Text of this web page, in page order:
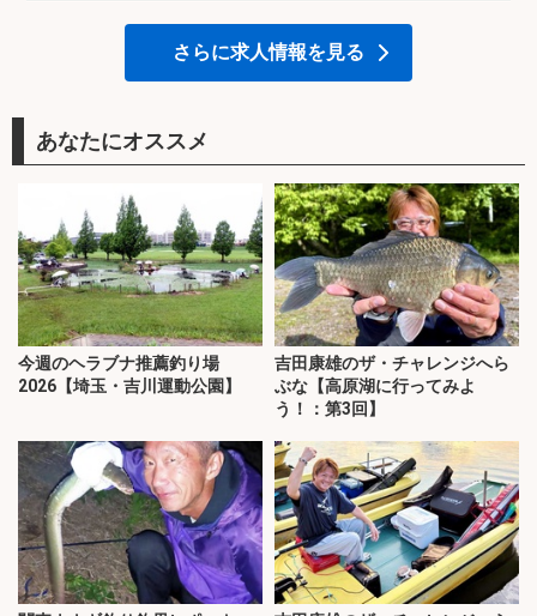
さらに求人情報を見る
あなたにオススメ
今週のヘラブナ推薦釣り場
2026【埼玉・吉川運動公園】
吉田康雄のザ・チャレンジへら
ぶな【高原湖に行ってみよ
う！：第3回】